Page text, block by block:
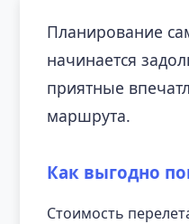
Планирование
начинается
приятные
маршрута.
Как выгодно
Стоимость